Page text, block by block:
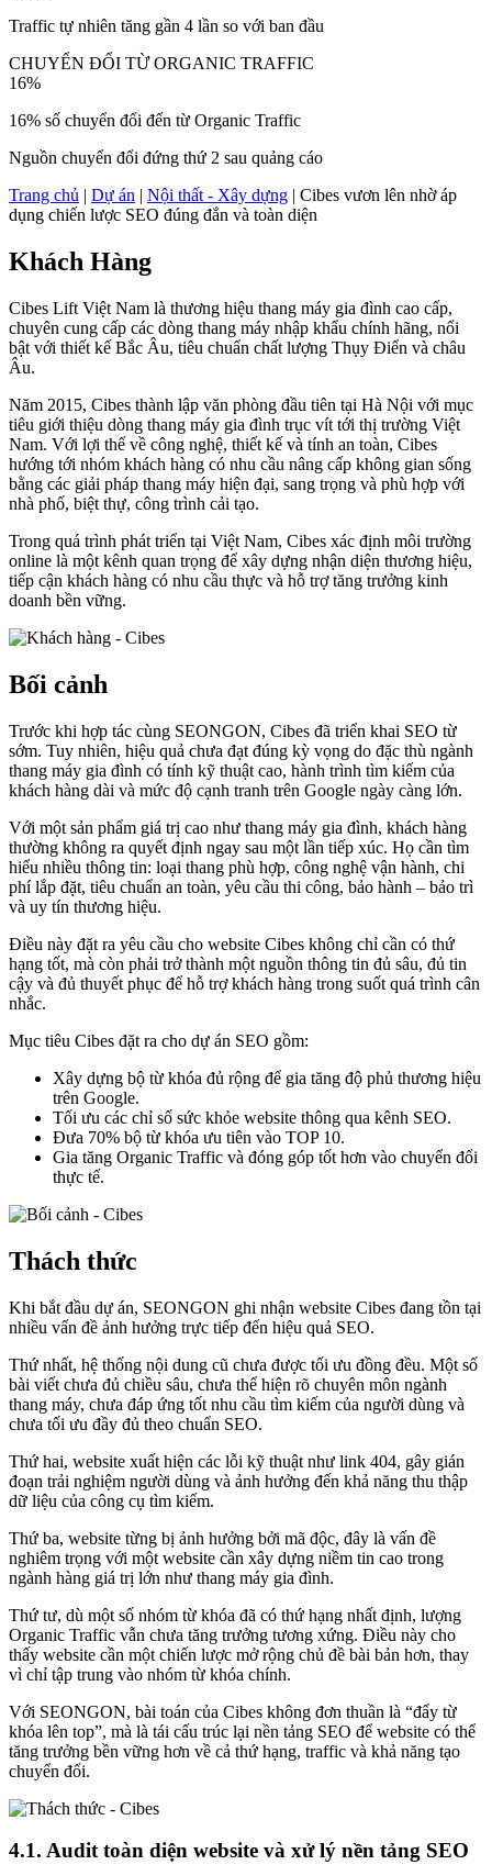
Traffic tự nhiên tăng gần 4 lần so với ban đầu
CHUYỂN ĐỔI TỪ ORGANIC TRAFFIC
16%
16% số chuyển đổi đến từ Organic Traffic
Nguồn chuyển đổi đứng thứ 2 sau quảng cáo
Trang chủ | Dự án | Nội thất - Xây dựng | Cibes vươn lên nhờ áp
dụng chiến lược SEO đúng đắn và toàn diện
Khách Hàng
Cibes Lift Việt Nam là thương hiệu thang máy gia đình cao cấp,
chuyên cung cấp các dòng thang máy nhập khẩu chính hãng, nổi
bật với thiết kế Bắc Âu, tiêu chuẩn chất lượng Thụy Điển và châu
Âu.
Năm 2015, Cibes thành lập văn phòng đầu tiên tại Hà Nội với mục
tiêu giới thiệu dòng thang máy gia đình trục vít tới thị trường Việt
Nam. Với lợi thế về công nghệ, thiết kế và tính an toàn, Cibes
hướng tới nhóm khách hàng có nhu cầu nâng cấp không gian sống
bằng các giải pháp thang máy hiện đại, sang trọng và phù hợp với
nhà phố, biệt thự, công trình cải tạo.
Trong quá trình phát triển tại Việt Nam, Cibes xác định môi trường
online là một kênh quan trọng để xây dựng nhận diện thương hiệu,
tiếp cận khách hàng có nhu cầu thực và hỗ trợ tăng trưởng kinh
doanh bền vững.
Bối cảnh
Trước khi hợp tác cùng SEONGON, Cibes đã triển khai SEO từ
sớm. Tuy nhiên, hiệu quả chưa đạt đúng kỳ vọng do đặc thù ngành
thang máy gia đình có tính kỹ thuật cao, hành trình tìm kiếm của
khách hàng dài và mức độ cạnh tranh trên Google ngày càng lớn.
Với một sản phẩm giá trị cao như thang máy gia đình, khách hàng
thường không ra quyết định ngay sau một lần tiếp xúc. Họ cần tìm
hiểu nhiều thông tin: loại thang phù hợp, công nghệ vận hành, chi
phí lắp đặt, tiêu chuẩn an toàn, yêu cầu thi công, bảo hành – bảo trì
và uy tín thương hiệu.
Điều này đặt ra yêu cầu cho website Cibes không chỉ cần có thứ
hạng tốt, mà còn phải trở thành một nguồn thông tin đủ sâu, đủ tin
cậy và đủ thuyết phục để hỗ trợ khách hàng trong suốt quá trình cân
nhắc.
Mục tiêu Cibes đặt ra cho dự án SEO gồm:
Xây dựng bộ từ khóa đủ rộng để gia tăng độ phủ thương hiệu
trên Google.
Tối ưu các chỉ số sức khỏe website thông qua kênh SEO.
Đưa 70% bộ từ khóa ưu tiên vào TOP 10.
Gia tăng Organic Traffic và đóng góp tốt hơn vào chuyển đổi
thực tế.
Thách thức
Khi bắt đầu dự án, SEONGON ghi nhận website Cibes đang tồn tại
nhiều vấn đề ảnh hưởng trực tiếp đến hiệu quả SEO.
Thứ nhất, hệ thống nội dung cũ chưa được tối ưu đồng đều. Một số
bài viết chưa đủ chiều sâu, chưa thể hiện rõ chuyên môn ngành
thang máy, chưa đáp ứng tốt nhu cầu tìm kiếm của người dùng và
chưa tối ưu đầy đủ theo chuẩn SEO.
Thứ hai, website xuất hiện các lỗi kỹ thuật như link 404, gây gián
đoạn trải nghiệm người dùng và ảnh hưởng đến khả năng thu thập
dữ liệu của công cụ tìm kiếm.
Thứ ba, website từng bị ảnh hưởng bởi mã độc, đây là vấn đề
nghiêm trọng với một website cần xây dựng niềm tin cao trong
ngành hàng giá trị lớn như thang máy gia đình.
Thứ tư, dù một số nhóm từ khóa đã có thứ hạng nhất định, lượng
Organic Traffic vẫn chưa tăng trưởng tương xứng. Điều này cho
thấy website cần một chiến lược mở rộng chủ đề bài bản hơn, thay
vì chỉ tập trung vào nhóm từ khóa chính.
Với SEONGON, bài toán của Cibes không đơn thuần là “đẩy từ
khóa lên top”, mà là tái cấu trúc lại nền tảng SEO để website có thể
tăng trưởng bền vững hơn về cả thứ hạng, traffic và khả năng tạo
chuyển đổi.
4.1. Audit toàn diện website và xử lý nền tảng SEO